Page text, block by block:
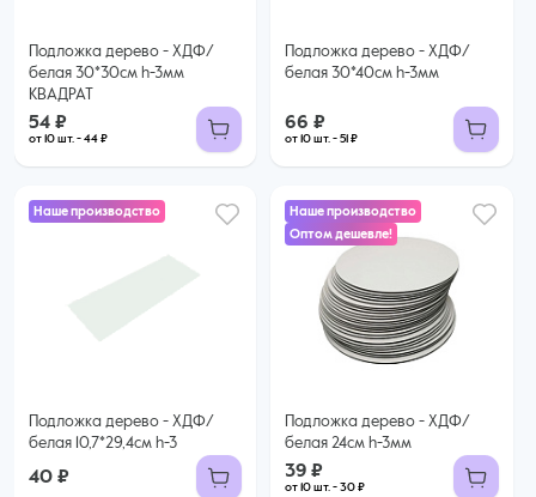
Подложка дерево - ХДФ/
белая 30*30см h-3мм
КВАДРАТ
54 ₽
от 10 шт. - 44 ₽
Подложка дерево - ХДФ/
белая 30*40см h-3мм
66 ₽
от 10 шт. - 51 ₽
Наше производство
Подложка дерево - ХДФ/
белая 10,7*29,4см h-3
40 ₽
Наше производство
Оптом дешевле!
Подложка дерево - ХДФ/
белая 24см h-3мм
39 ₽
от 10 шт. - 30 ₽
30 ₽ за шт. при заказе от 10 шт.